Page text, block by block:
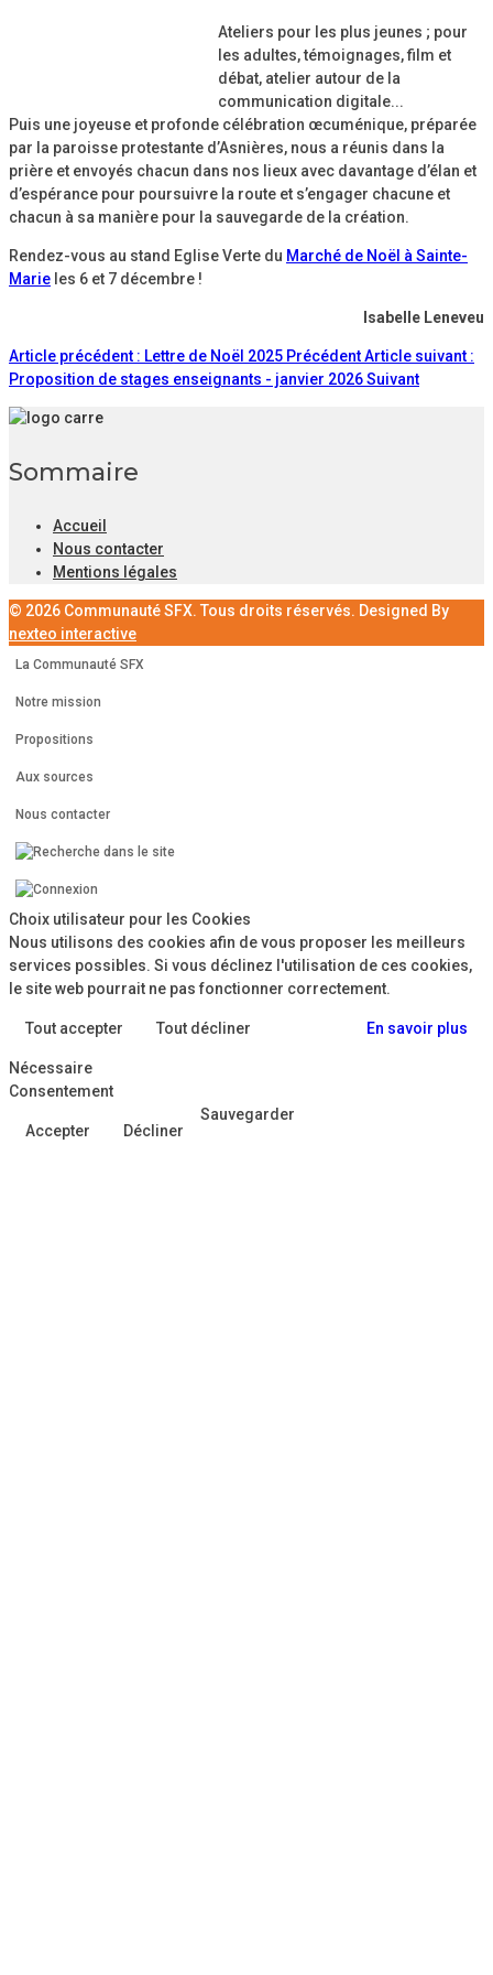
Ateliers pour les plus jeunes ; pour
les adultes, témoignages, film et
débat, atelier autour de la
communication digitale...
Puis une joyeuse et profonde célébration œcuménique, préparée
par la paroisse protestante d’Asnières, nous a réunis dans la
prière et envoyés chacun dans nos lieux avec davantage d’élan et
d’espérance pour poursuivre la route et s’engager chacune et
chacun à sa manière pour la sauvegarde de la création.
Rendez-vous au stand Eglise Verte du Marché de Noël à Sainte-
Marie les 6 et 7 décembre !
Isabelle Leneveu
Article précédent : Lettre de Noël 2025 PrécédentArticle suivant :
Proposition de stages enseignants - janvier 2026Suivant
Sommaire
Accueil
Nous contacter
Mentions légales
© 2026 Communauté SFX. Tous droits réservés. Designed By
nexteo interactive
La Communauté SFX
Notre mission
Propositions
Aux sources
Nous contacter
Choix utilisateur pour les Cookies
Nous utilisons des cookies afin de vous proposer les meilleurs
services possibles. Si vous déclinez l'utilisation de ces cookies,
le site web pourrait ne pas fonctionner correctement.
Tout accepter Tout décliner En savoir plus
Nécessaire
Consentement
Accepter Décliner
Sauvegarder